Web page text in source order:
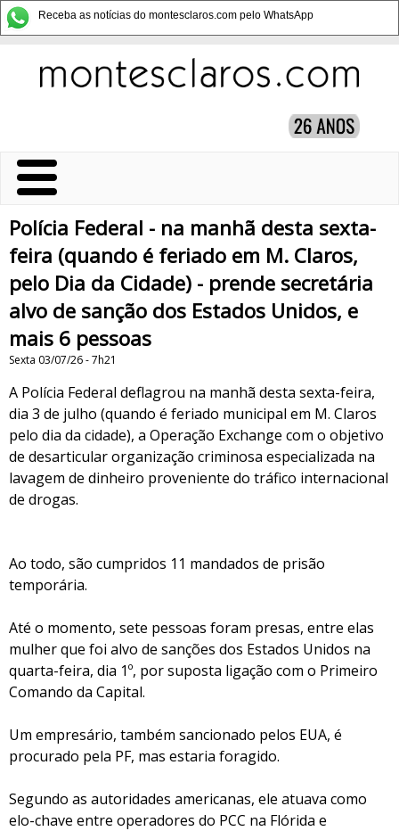
Receba as notícias do montesclaros.com pelo WhatsApp
Polícia Federal - na manhã desta sexta-
feira (quando é feriado em M. Claros,
pelo Dia da Cidade) - prende secretária
alvo de sanção dos Estados Unidos, e
mais 6 pessoas
Sexta 03/07/26 - 7h21
A Polícia Federal deflagrou na manhã desta sexta-feira,
dia 3 de julho (quando é feriado municipal em M. Claros
pelo dia da cidade), a Operação Exchange com o objetivo
de desarticular organização criminosa especializada na
lavagem de dinheiro proveniente do tráfico internacional
de drogas.
Ao todo, são cumpridos 11 mandados de prisão
temporária.
Até o momento, sete pessoas foram presas, entre elas
mulher que foi alvo de sanções dos Estados Unidos na
quarta-feira, dia 1º, por suposta ligação com o Primeiro
Comando da Capital.
Um empresário, também sancionado pelos EUA, é
procurado pela PF, mas estaria foragido.
Segundo as autoridades americanas, ele atuava como
elo-chave entre operadores do PCC na Flórida e